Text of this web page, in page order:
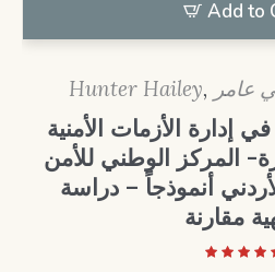
Add to
Hunter Hailey, عامر
إدارة الأزمات الأمنية
المركز الوطني للأمن
أنموذجاً – دراسة
مقارنة